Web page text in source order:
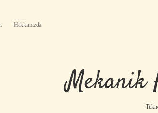
Hakkımızda
Mekanik